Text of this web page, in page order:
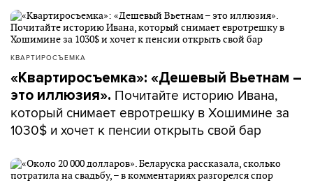
КВАРТИРОСЪЕМКА
«Квартиросъемка»: «Дешевый Вьетнам –
это иллюзия». Почитайте историю Ивана,
который снимает евротрешку в Хошимине за
1030$ и хочет к пенсии открыть свой бар